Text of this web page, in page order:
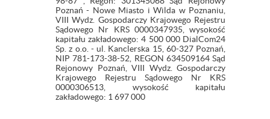
Poznań - Nowe Miasto i Wilda w Poznaniu,
VIII Wydz. Gospodarczy Krajowego Rejestru
Sądowego Nr KRS 0000347935, wysokość
kapitału zakładowego: 4 500 000 DialCom24
Sp. z o.o. - ul. Kanclerska 15, 60-327 Poznań,
NIP 781-173-38-52, REGON 634509164 Sąd
Rejonowy Poznań, VIII Wydz. Gospodarczy
Krajowego Rejestru Sądowego Nr KRS
0000306513, wysokość kapitału
zakładowego: 1 697 000